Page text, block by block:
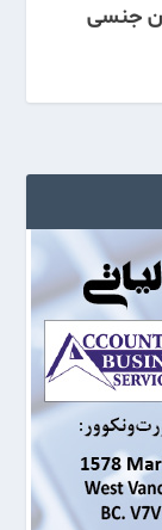
جنسی